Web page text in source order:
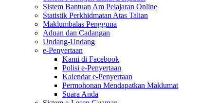
Sistem Bantuan Am Pelajaran Online
Statistik Perkhidmatan Atas Talian
Maklumbalas Pengguna
Aduan dan Cadangan
Undang-Undang
e-Penyertaan
Kami di Facebook
Polisi e-Penyertaan
Kalendar e-Penyertaan
Permohonan Mendapatkan Maklumat
Suara Anda